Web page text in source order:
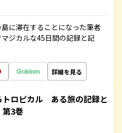
に滞在することになった筆者
ジカルな45日間の記録と記
詳細を見る
トロピカル ある旅の記録と
3巻